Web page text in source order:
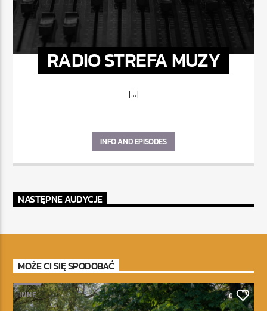
RADIO STREFA MUZY
[...]
INFO AND EPISODES
NASTĘPNE AUDYCJE
MOŻE CI SIĘ SPODOBAĆ
INNE 0